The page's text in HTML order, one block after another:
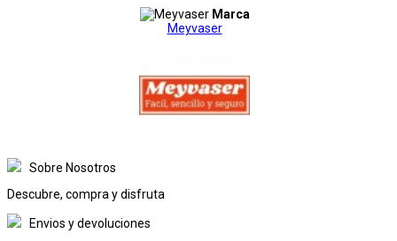
Marca
Meyvaser
Sobre Nosotros
Descubre, compra y disfruta
Envios y devoluciones